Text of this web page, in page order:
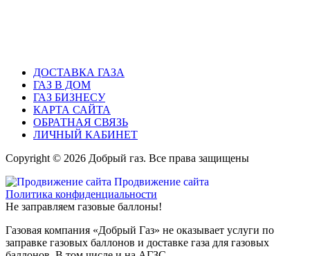
ДОСТАВКА ГАЗА
ГАЗ В ДОМ
ГАЗ БИЗНЕСУ
КАРТА САЙТА
ОБРАТНАЯ СВЯЗЬ
ЛИЧНЫЙ КАБИНЕТ
Copyright © 2026 Добрый газ. Все права защищены
Продвижение сайта
Политика конфиденциальности
Не заправляем газовые баллоны!
Газовая компания «Добрый Газ» не оказывает услуги по
заправке газовых баллонов и доставке газа для газовых